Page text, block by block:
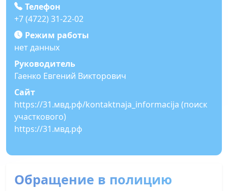
Телефон
+7 (4722) 31-22-02
Режим работы
нет данных
Руководитель
Гаенко Евгений Викторович
Сайт
https://31.мвд.рф/kontaktnaja_informacija (поиск
участкового)
https://31.мвд.рф
Обращение в полицию